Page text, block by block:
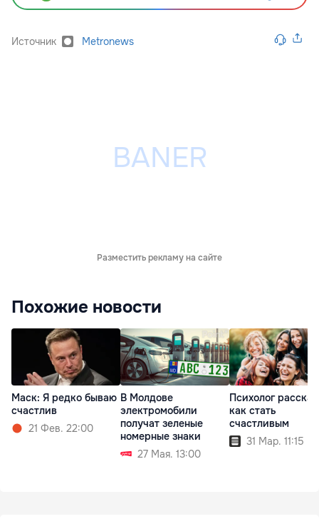
Источник Metronews
Разместить рекламу на сайте
Похожие новости
Маск: Я редко бываю
счастлив
21 Фев. 22:00
В Молдове
электромобили
получат зеленые
номерные знаки
27 Мая. 13:00
Психолог
как стать
счастливым
31 Мар. 11:15